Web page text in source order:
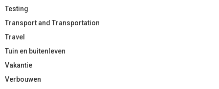
Testing
Transport and Transportation
Travel
Tuin en buitenleven
Vakantie
Verbouwen